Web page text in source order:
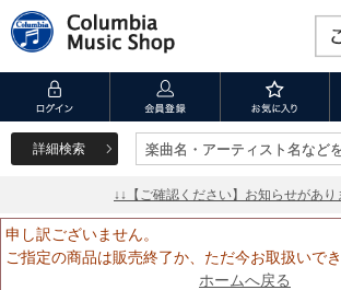
詳細検索 楽曲名・アーティスト名など
楽曲名・アーティスト名など
↓↓【ご確認ください】お知らせがあり
申し訳ございません。
ご指定の商品は販売終了か、ただ今お取扱いで
ホームへ戻る